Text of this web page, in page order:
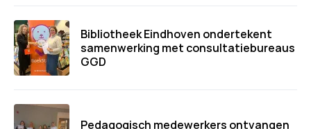
Bibliotheek Eindhoven ondertekent
samenwerking met consultatiebureaus
GGD
Pedagogisch medewerkers ontvangen